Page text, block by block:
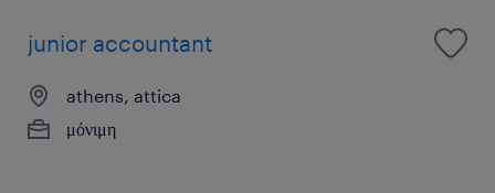
junior accountant
athens, attica
μόνιμη